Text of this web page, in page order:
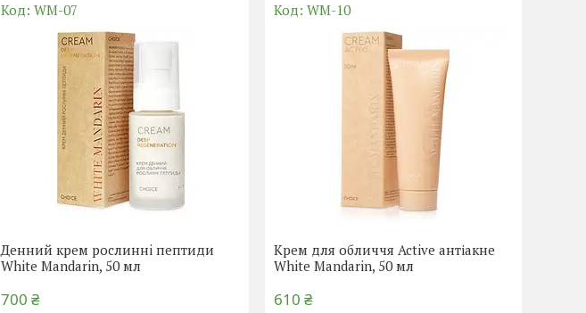
WM-07
Денний крем рослиннi пептиди
White Mandarin, 50 мл
700 ₴
WM-10
Крем для обличчя Active антіакне
White Mandarin, 50 мл
610 ₴